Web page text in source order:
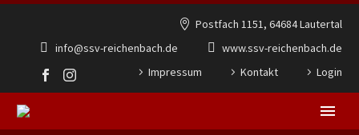
Postfach 1151, 64684 Lautertal
info@ssv-reichenbach.de
www.ssv-reichenbach.de
Impressum
Kontakt Login